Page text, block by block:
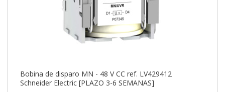
Bobina de disparo MN - 48 V CC ref. LV429412
Schneider Electric [PLAZO 3-6 SEMANAS]